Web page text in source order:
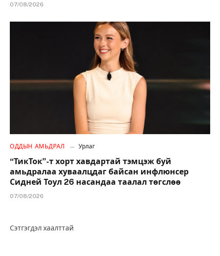
07/08/2026
ОДДЫН АМЬДРАЛ Урлаг
“ТикТок”-т хорт хавдартай тэмцэж буй
амьдралаа хуваалцдаг байсан инфлюнсер
Сидней Тоул 26 насандаа таалал төгслөө
07/08/2026
Сэтгэгдэл хаалттай